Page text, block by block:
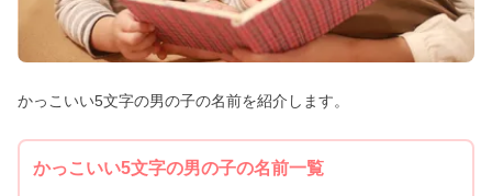
かっこいい5文字の男の子の名前を紹介します。
かっこいい5文字の男の子の名前一覧